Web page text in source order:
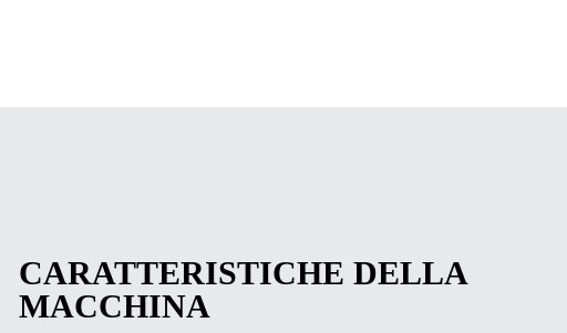
CARATTERISTICHE DELLA
MACCHINA